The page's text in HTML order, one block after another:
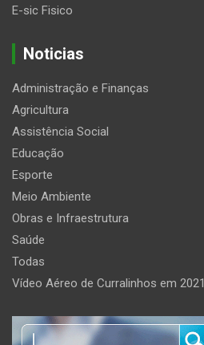
E-sic Fisico
Noticias
Administração e Finanças
Agricultura
Assistência Social
Educação
Esporte
Meio Ambiente
Obras e Infraestrutura
Saúde
Todas
Vídeo Aéreo de Curralinhos em 2021